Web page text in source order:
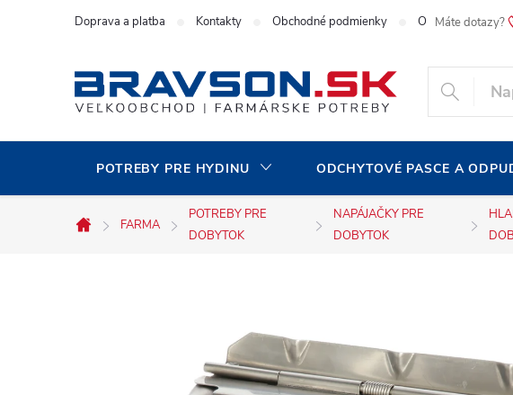
Doprava a platba Kontakty Obchodné podmienky O našej
POTREBY PRE HYDINU ODCHYTOVÉ PASCE A
Domov
FARMA
POTREBY PRE
DOBYTOK
NAPÁJAČKY PRE
DOBYTOK